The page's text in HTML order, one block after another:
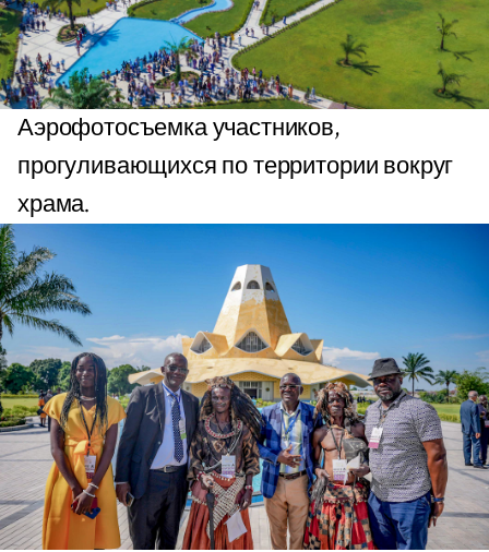
Аэрофотосъемка участников,
прогуливающихся по территории вокруг
храма.